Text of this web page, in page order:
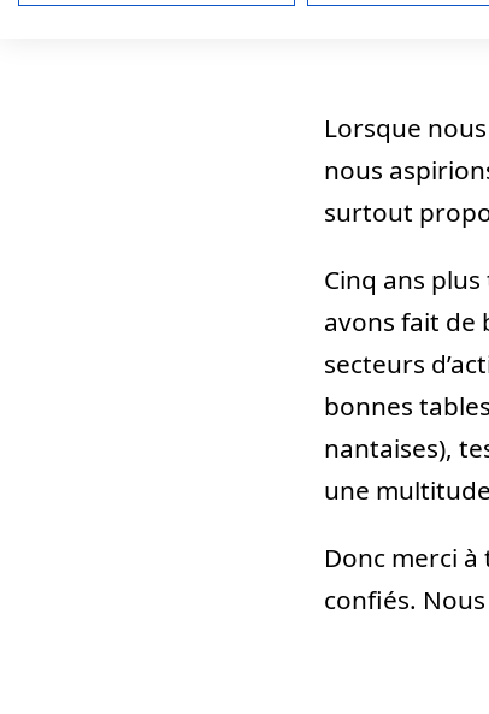
Lorsque
nous
surtout
Cinq ans
avons fait de
secteurs
bonnes
nantaises),
une
Donc merci
confiés.